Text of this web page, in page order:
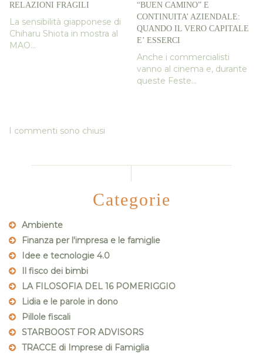
RELAZIONI FRAGILI
La sensibilità giapponese di
Chiharu Shiota in mostra al
MAO...
“BUEN CAMINO” E
CONTINUITA’ AZIENDALE:
QUANDO IL VERO CAPITALE
E’ ESSERCI
Anche i commercialisti
vanno al cinema e, durante
queste Feste...
I commenti sono chiusi
Categorie
Ambiente
Finanza per l'impresa e le famiglie
Idee e tecnologie 4.0
Il fisco dei bimbi
LA FILOSOFIA DEL 16 POMERIGGIO
Lidia e le parole in dono
Pillole fiscali
STARBOOST FOR ADVISORS
TRACCE di Imprese di Famiglia